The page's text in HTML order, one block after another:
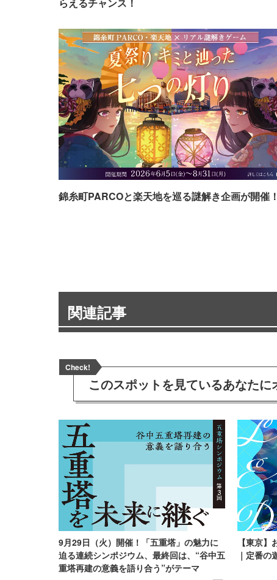
錦糸町PARCOと楽天地を巡る謎解き企画が開催！
関連記事
Check!
このスポットを見ているあなたに
9月29日（火）開催！「五重塔」の魅力に
迫る連続シンポジウム、最終回は、“谷中五
重塔再建の意義を語り合う”がテーマ
【東京
｜定番の